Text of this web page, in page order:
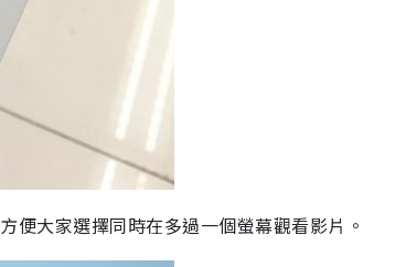
方便大家選擇同時在多過一個螢幕觀看影片。